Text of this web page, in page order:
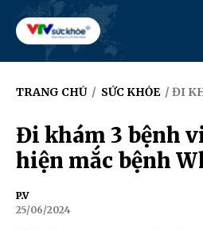
TRANG CHỦ / SỨC KHỎE / ĐI KHÁM 3
Đi khám 3 bệnh
hiện mắc bệnh
P.V
25/06/2024